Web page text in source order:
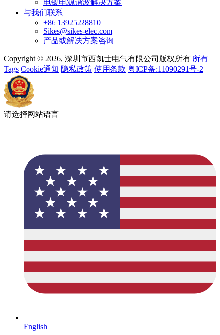
电镀电源谐波解决方案
与我们联系
+86 13925228810
Sikes@sikes-elec.com
产品或解决方案咨询
Copyright © 2026, 深圳市西凯士电气有限公司版权所有 所有
Tags Cookie通知 隐私政策 使用条款 粤ICP备:11090291号-2
请选择网站语言
English